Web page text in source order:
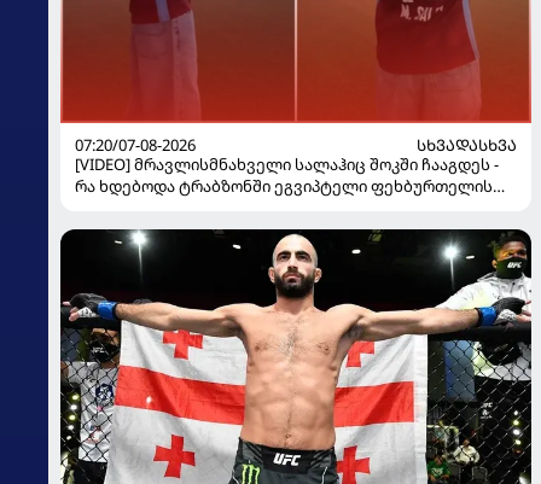
07:20/07-08-2026
ᲡᲮᲕᲐᲓᲐᲡᲮᲕᲐ
[VIDEO] მრავლისმნახველი სალაჰიც შოკში ჩააგდეს -
რა ხდებოდა ტრაბზონში ეგვიპტელი ფეხბურთელის